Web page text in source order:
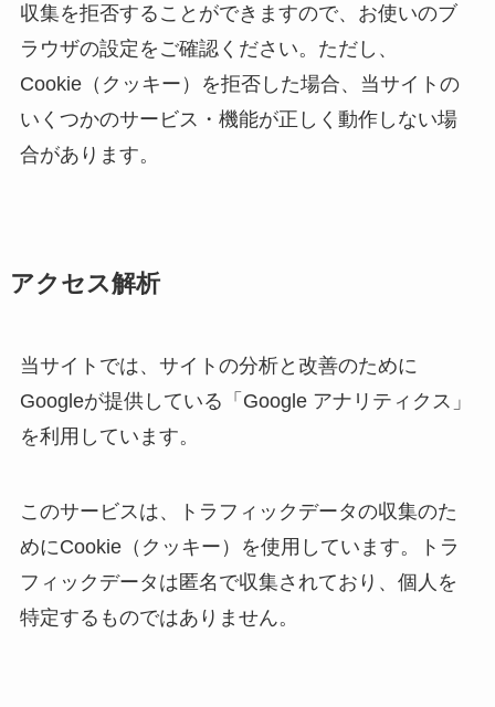
収集を拒否することができますので、お使いのブ
ラウザの設定をご確認ください。ただし、
Cookie（クッキー）を拒否した場合、当サイトの
いくつかのサービス・機能が正しく動作しない場
合があります。
アクセス解析
当サイトでは、サイトの分析と改善のために
Googleが提供している「Google アナリティクス」
を利用しています。
このサービスは、トラフィックデータの収集のた
めにCookie（クッキー）を使用しています。トラ
フィックデータは匿名で収集されており、個人を
特定するものではありません。